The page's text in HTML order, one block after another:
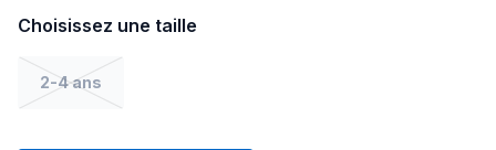
Choisissez une taille
2-4 ans